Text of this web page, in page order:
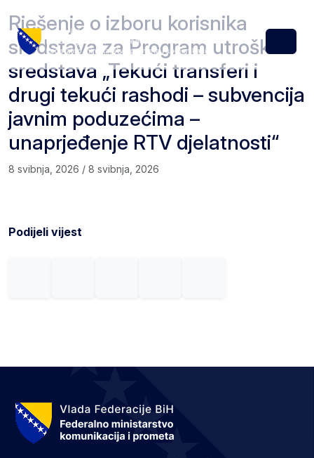
Menu
Rješenje o izboru korisnika
sredstava za Program utroška
sredstava „Tekući transferi i
drugi tekući rashodi – subvencija
javnim poduzećima –
unaprjeđenje RTV djelatnosti“
8 svibnja, 2026 / 8 svibnja, 2026
Podijeli vijest